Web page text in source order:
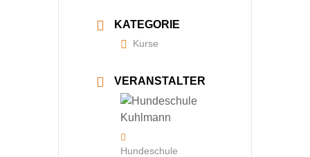
KATEGORIE
Kurse
VERANSTALTER
Hundeschule